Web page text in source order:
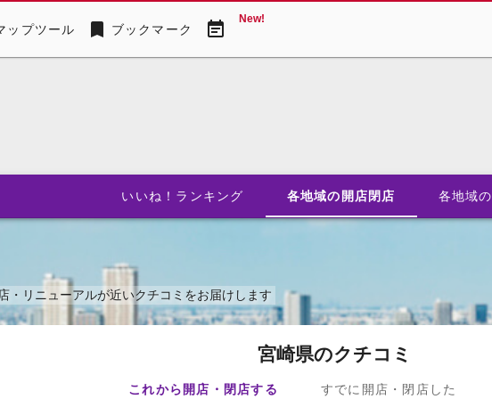
ップツール bookmark ブックマーク event_note New!
いいね！ ランキング 各地域の 開店閉店 各地域の
・リニューアルが近いクチコミをお届けします
宮崎県のクチコミ
これから開店・閉店する すでに開店・閉店した